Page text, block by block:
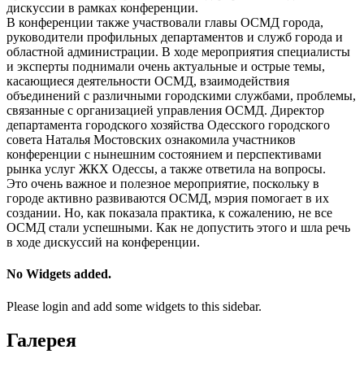
дискуссии в рамках конференции.
В конференции также участвовали главы ОСМД города,
руководители профильных департаментов и служб города и
областной администрации. В ходе мероприятия специалисты
и эксперты поднимали очень актуальные и острые темы,
касающиеся деятельности ОСМД, взаимодействия
объединений с различными городскими службами, проблемы,
связанные с организацией управления ОСМД. Директор
департамента городского хозяйства Одесского городского
совета Наталья Мостовских ознакомила участников
конференции с нынешним состоянием и перспективами
рынка услуг ЖКХ Одессы, а также ответила на вопросы.
Это очень важное и полезное мероприятие, поскольку в
городе активно развиваются ОСМД, мэрия помогает в их
создании. Но, как показала практика, к сожалению, не все
ОСМД стали успешными. Как не допустить этого и шла речь
в ходе дискуссий на конференции.
No Widgets added.
Please login and add some widgets to this sidebar.
Галерея